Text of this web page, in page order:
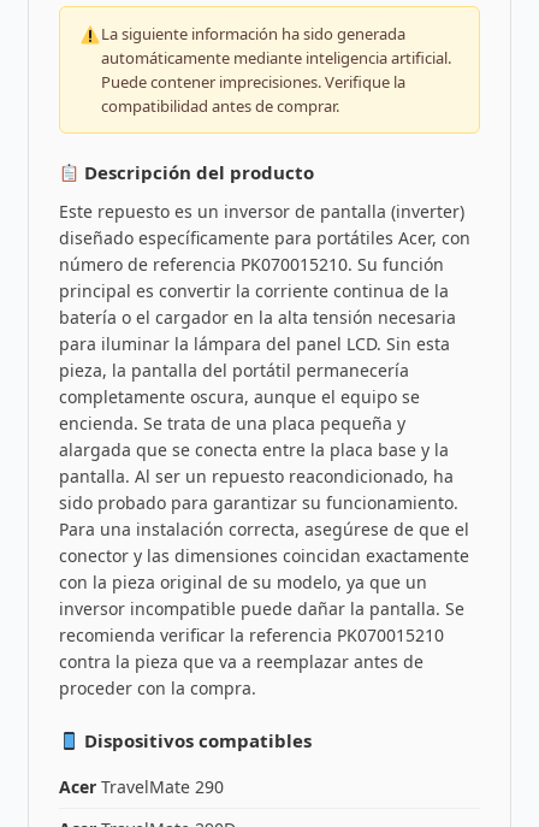
La siguiente información ha sido generada
automáticamente mediante inteligencia artificial.
Puede contener imprecisiones. Verifique la
compatibilidad antes de comprar.
Descripción del producto
Este repuesto es un inversor de pantalla (inverter)
diseñado específicamente para portátiles Acer, con
número de referencia PK070015210. Su función
principal es convertir la corriente continua de la
batería o el cargador en la alta tensión necesaria
para iluminar la lámpara del panel LCD. Sin esta
pieza, la pantalla del portátil permanecería
completamente oscura, aunque el equipo se
encienda. Se trata de una placa pequeña y
alargada que se conecta entre la placa base y la
pantalla. Al ser un repuesto reacondicionado, ha
sido probado para garantizar su funcionamiento.
Para una instalación correcta, asegúrese de que el
conector y las dimensiones coincidan exactamente
con la pieza original de su modelo, ya que un
inversor incompatible puede dañar la pantalla. Se
recomienda verificar la referencia PK070015210
contra la pieza que va a reemplazar antes de
proceder con la compra.
Dispositivos compatibles
Acer TravelMate 290